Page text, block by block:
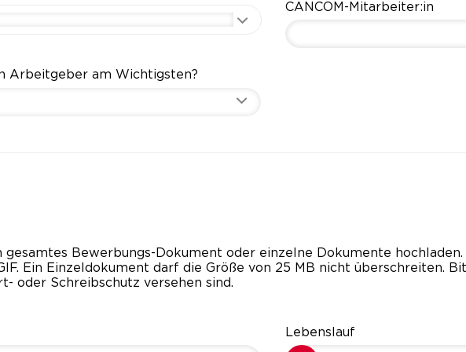
CANCOM-Mitarbeiter:in
Arbeitgeber am Wichtigsten?
gesamtes Bewerbungs-Dokument oder einzelne Dokumente
GIF. Ein Einzeldokument darf die Größe von 25 MB nicht überschreiten.
oder Schreibschutz versehen sind.
Lebenslauf